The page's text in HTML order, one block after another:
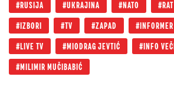
RUSIJA UKRAJINA NATO
IZBORI TV ZAPAD
LIVE TV MIODRAG JEVTIĆ INFO
MILIMIR MUČIBABIĆ